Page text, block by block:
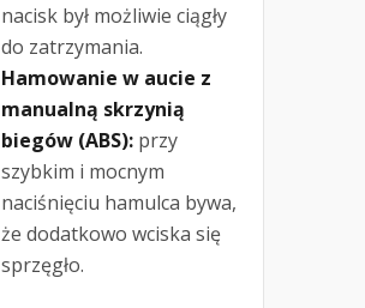
nacisk był możliwie ciągły
do zatrzymania.
Hamowanie w aucie z
manualną skrzynią
biegów (ABS): przy
szybkim i mocnym
naciśnięciu hamulca bywa,
że dodatkowo wciska się
sprzęgło.